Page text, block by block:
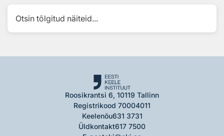
Otsin tõlgitud näiteid...
Roosikrantsi 6, 10119 Tallinn
Registrikood 70004011
Keelenõu631 3731
Üldkontakt617 7500